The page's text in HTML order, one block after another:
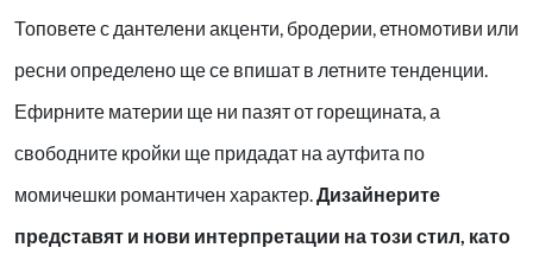
Топовете с дантелени акценти, бродерии, етномотиви или
ресни определено ще се впишат в летните тенденции.
Ефирните материи ще ни пазят от горещината, а
свободните кройки ще придадат на аутфита по
момичешки романтичен характер.Дизайнерите
представят и нови интерпретации на този стил, като